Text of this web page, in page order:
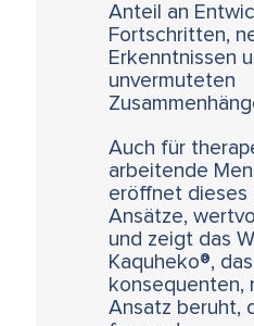
Anteil an
Fortschritten,
Erkenntnissen
unvermuteten
Auch für
arbeitende
eröffnet dieses
Ansätze,
und zeigt das
Kaquheko®,
konsequenten,
Ansatz beruht,